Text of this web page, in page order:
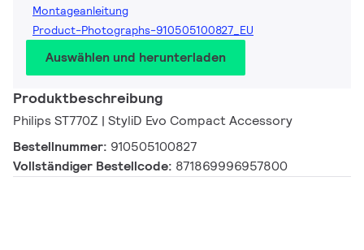
Montageanleitung
Product-Photographs-910505100827_EU
Auswählen und herunterladen
Produktbeschreibung
Philips ST770Z | StyliD Evo Compact Accessory
Bestellnummer: 910505100827
Vollständiger Bestellcode: 871869996957800